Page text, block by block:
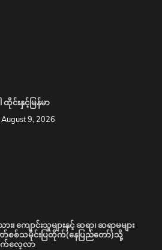
ထိုင်းနှင့်မြန်မာ
August 9, 2026
ား၊ ကျောင်းသူများနှင့် ဆရာ၊ ဆရာမများ
စစ်သမိုင်းပြတိုက်(နေပြည်တော်)သို့
က်လေ့လာ